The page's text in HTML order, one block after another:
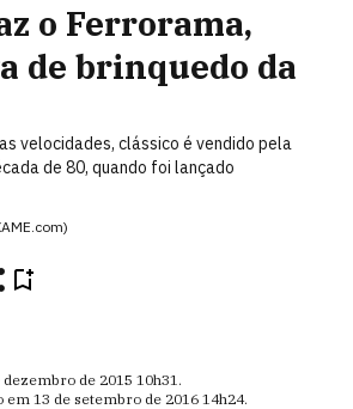
o Ferrorama,
de brinquedo da
velocidades, clássico é vendido pela
de 80, quando foi lançado
dezembro de 2015 10h31.
em 13 de setembro de 2016 14h24.